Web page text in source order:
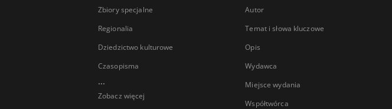
Zbiory specjalne
Regionalia
Dziedzictwo kulturowe
Czasopisma
...
Zobacz więcej
Autor
Temat i słowa kluczowe
Opis
Wydawca
Miejsce wydania
Współtwórca